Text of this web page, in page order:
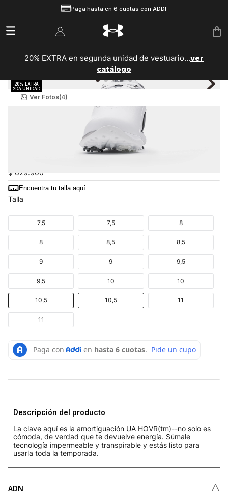
Paga hasta en 6 cuotas con ADDI
20% EXTRA en segunda unidad de vestuario...ver
catálogo
Ver Fotos(4)
Golf
Zapatos Para Golf Ua Drive Fade 2 Hombre
$ 629.900
Encuentra tu talla aquí
Talla
10,5 10,5
10 10
9,5
9,5
9 9
8,5 8,5
8
8
7,5 7,5
11
11
Descripción del producto
La clave aquí es la amortiguación UA HOVR(tm)--no solo es
cómoda, de verdad que te devuelve energía. Súmale
tecnología impermeable y transpirable y estás listo para
usarla toda la temporada.
ADN ˄